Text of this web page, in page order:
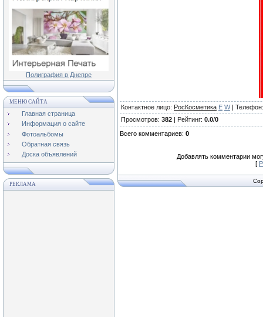
Полиграфия в Днепре
МЕНЮ САЙТА
Главная страница
Информация о сайте
Фотоальбомы
Обратная связь
Доска объявлений
РЕКЛАМА
Контактное лицо: РосКосметика E W| Телефон
Просмотров: 382 | Рейтинг: 0.0/0
Всего комментариев: 0
Добавлять комментарии
[